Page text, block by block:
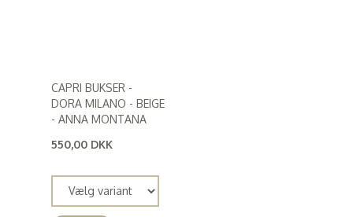
CAPRI BUKSER -
DORA MILANO - BEIGE
- ANNA MONTANA
550,00 DKK